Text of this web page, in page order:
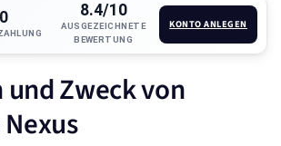
8.4/10
AUSGEZEICHNETE
BEWERTUNG
KONTO ANLEGEN
Zweck von